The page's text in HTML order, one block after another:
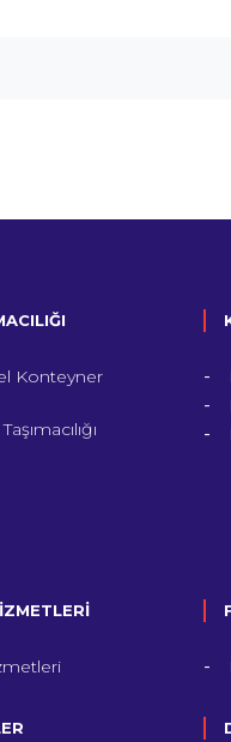
Konteyner